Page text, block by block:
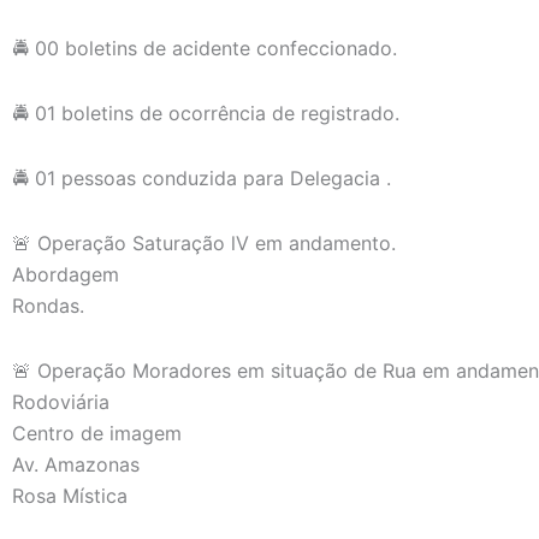
🚔 00 boletins de acidente confeccionado.
🚔 01 boletins de ocorrência de registrado.
🚔 01 pessoas conduzida para Delegacia .
🚨 Operação Saturação lV em andamento.
Abordagem
Rondas.
🚨 Operação Moradores em situação de Rua em
Rodoviária
Centro de imagem
Av. Amazonas
Rosa Mística